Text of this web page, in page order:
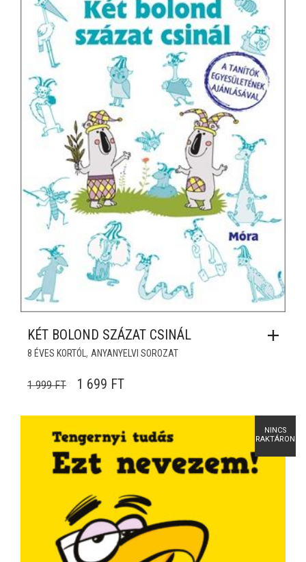
KÉT BOLOND SZÁZAT CSINÁL
8 ÉVES KORTÓL , ANYANYELVI SOROZAT
1 999FT ORIGINAL PRICE WAS: 1 999 FT.
1 699 FTCURRENT PRICE IS: 1 699 FT.
NINCS
RAKTÁRON